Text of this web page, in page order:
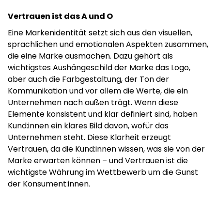
Vertrauen ist das A und O
Eine Markenidentität setzt sich aus den visuellen,
sprachlichen und emotionalen Aspekten zusammen,
die eine Marke ausmachen. Dazu gehört als
wichtigstes Aushängeschild der Marke das Logo,
aber auch die Farbgestaltung, der Ton der
Kommunikation und vor allem die Werte, die ein
Unternehmen nach außen trägt. Wenn diese
Elemente konsistent und klar definiert sind, haben
Kund:innen ein klares Bild davon, wofür das
Unternehmen steht. Diese Klarheit erzeugt
Vertrauen, da die Kund:innen wissen, was sie von der
Marke erwarten können – und Vertrauen ist die
wichtigste Währung im Wettbewerb um die Gunst
der Konsument:innen.